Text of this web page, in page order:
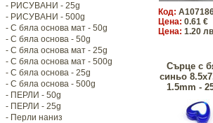
- РИСУВАНИ - 25g
- РИСУВАНИ - 500g
- С бяла основа мат - 50g
- С бяла основа - 50g
- С бяла основа мат - 25g
- С бяла основа мат - 500g
- С бяла основа - 25g
- С бяла основа - 500g
- ПЕРЛИ - 50g
- ПЕРЛИ - 25g
- Перли наниз
Код:
Цена: 0.61 €
Цена: 1.20 лв
Сърце с
синьо
1.5mm -